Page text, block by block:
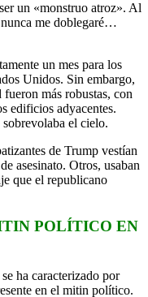
un «monstruo atroz». Al
me doblegaré…
un mes para los
Unidos. Sin embargo,
fueron más robustas, con
edificios adyacentes.
el cielo.
de Trump vestían
asesinato. Otros, usaban
que el republicano
POLÍTICO EN
ha caracterizado por
en el mitin político.